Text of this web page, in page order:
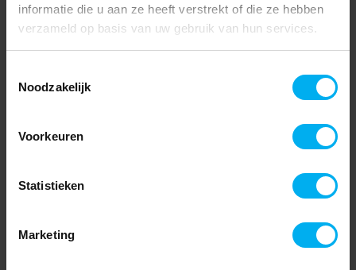
informatie die u aan ze heeft verstrekt of die ze hebben
verzameld op basis van uw gebruik van hun services.
Noodzakelijk
Voorkeuren
Statistieken
Marketing